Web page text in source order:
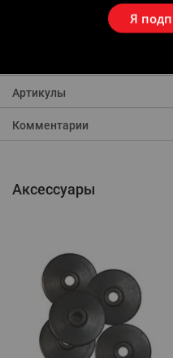
Для удобства в
ручке соответствует
Артикулы
Комментарии
Аксессуары
Я